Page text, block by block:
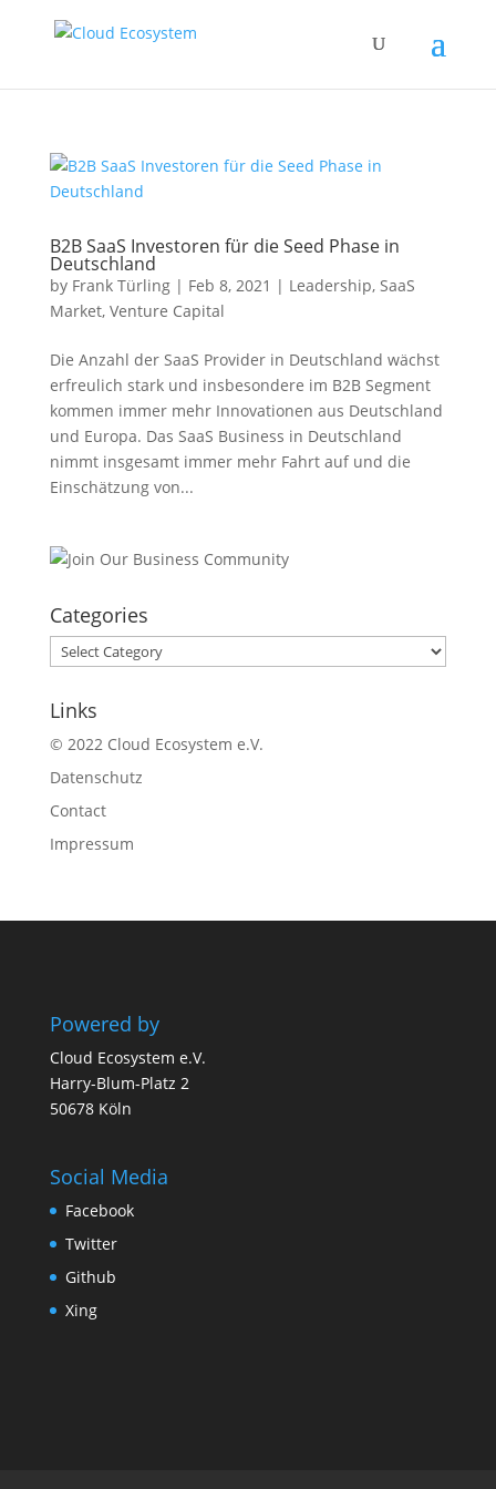
B2B SaaS Investoren für die Seed Phase in
Deutschland
by Frank Türling| Feb 8, 2021 | Leadership, SaaS
Market, Venture Capital
Die Anzahl der SaaS Provider in Deutschland wächst
erfreulich stark und insbesondere im B2B Segment
kommen immer mehr Innovationen aus Deutschland
und Europa. Das SaaS Business in Deutschland
nimmt insgesamt immer mehr Fahrt auf und die
Einschätzung von...
Categories
Categories
Links
© 2022 Cloud Ecosystem e.V.
Datenschutz
Contact
Impressum
Powered by
Cloud Ecosystem e.V.
Harry-Blum-Platz 2
50678 Köln
Social Media
Facebook
Twitter
Github
Xing